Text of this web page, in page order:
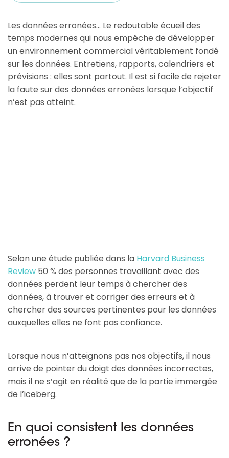
Les données erronées… Le redoutable écueil des
temps modernes qui nous empêche de développer
un environnement commercial véritablement fondé
sur les données. Entretiens, rapports, calendriers et
prévisions : elles sont partout. Il est si facile de rejeter
la faute sur des données erronées lorsque l’objectif
n’est pas atteint.
Selon une étude publiée dans la Harvard Business
Review 50 % des personnes travaillant avec des
données perdent leur temps à chercher des
données, à trouver et corriger des erreurs et à
chercher des sources pertinentes pour les données
auxquelles elles ne font pas confiance.
Lorsque nous n’atteignons pas nos objectifs, il nous
arrive de pointer du doigt des données incorrectes,
mais il ne s’agit en réalité que de la partie immergée
de l’iceberg.
En quoi consistent les données
erronées ?